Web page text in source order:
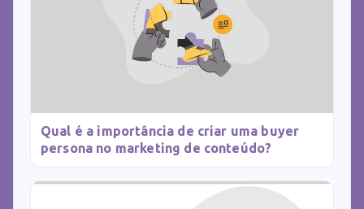
Qual é a importância de criar uma buyer
persona no marketing de conteúdo?